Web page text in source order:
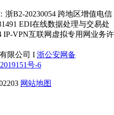
B2-20230054 跨地区增值电信
EDI在线数据处理与交易处
IP-VPN互联网虚拟专用网业务许
限公司 I 浙公安网备
号-6
网站地图